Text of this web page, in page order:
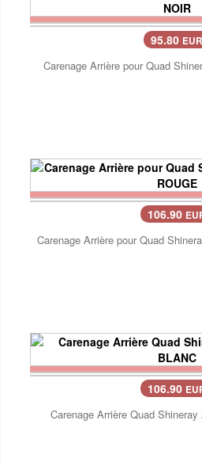
95.80 EUR
Carenage Arrière pour Quad
106.90
Carenage Arrière pour Quad
106.90
Carenage Arrière Quad